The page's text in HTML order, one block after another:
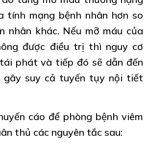
tính mạng bệnh nhân hơn so
nhân khác. Nếu mỡ máu của
được điều trị thì nguy cơ
phát và tiếp đó sẽ dẫn đến
gây suy cả tuyến tụy nội tiết
cáo để phòng bệnh viêm
thủ các nguyên tắc sau: